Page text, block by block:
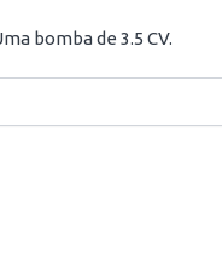
bomba de 3.5 CV.